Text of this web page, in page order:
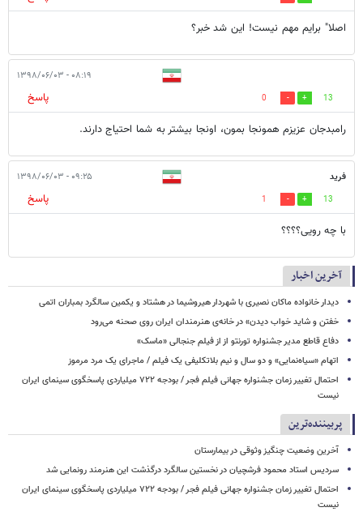
اصلا" برایم مهم نیست! این شد خبر؟
۰۸:۱۹ - ۱۳۹۸/۰۶/۰۳
13
0
پاسخ
رامبدجان عزیزم همونجا بمون، اونجا بیشتر به شما احتیاج دارند.
فرید ۰۹:۲۵ - ۱۳۹۸/۰۶/۰۳
13
1
پاسخ
با چه رویی؟؟؟؟
آخرین اخبار
دیدار خانواده ماکان نصیری با شهردار هیروشیما در هشتاد و یکمین سالگرد بمباران اتمی
خفتن و شاید خواب دیدن» در خانه‌ی هنرمندان ایران روی صحنه می‌رود
دفاع قاطع مدیر جشنواره تورنتو از از فیلم جنجالی «ماسک»
اتهام «سیاه‌نمایی» و دو سال و نیم بلاتکلیفی یک فیلم / ماجرای یک مرد مرموز
احتمال تغییر زمان جشنواره جهانی فیلم فجر / بودجه ۷۲۲ میلیاردی پاسخگوی سینمای ایران
نیست
پربیننده‌ترین
آخرین وضعیت چنگیز وثوقی در بیمارستان
سردیس استاد محمود فرشچیان در نخستین سالگرد درگذشت این هنرمند رونمایی شد
احتمال تغییر زمان جشنواره جهانی فیلم فجر / بودجه ۷۲۲ میلیاردی پاسخگوی سینمای ایران
نیست